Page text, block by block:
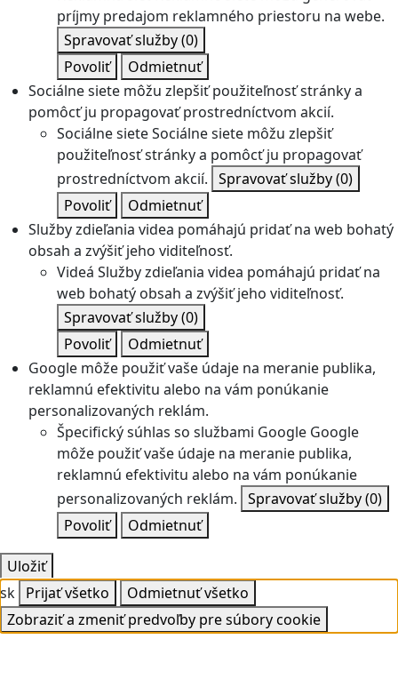
príjmy predajom reklamného priestoru na webe.
Spravovať služby(0)
Povoliť
Odmietnuť
Sociálne siete môžu zlepšiť použiteľnosť stránky a
pomôcť ju propagovať prostredníctvom akcií.
Sociálne sieteSociálne siete môžu zlepšiť
použiteľnosť stránky a pomôcť ju propagovať
prostredníctvom akcií. Spravovať služby(0)
Povoliť
Odmietnuť
Služby zdieľania videa pomáhajú pridať na web bohatý
obsah a zvýšiť jeho viditeľnosť.
Videá Služby zdieľania videa pomáhajú pridať na
web bohatý obsah a zvýšiť jeho viditeľnosť.
Spravovať služby(0)
Povoliť
Odmietnuť
Google môže použiť vaše údaje na meranie publika,
reklamnú efektivitu alebo na vám ponúkanie
personalizovaných reklám.
Špecifický súhlas so službami Google Google
môže použiť vaše údaje na meranie publika,
reklamnú efektivitu alebo na vám ponúkanie
personalizovaných reklám. Spravovať služby(0)
Povoliť
Odmietnuť
Uložiť
sk Prijať všetko
Odmietnuť všetko
Zobraziť a zmeniť predvoľby pre súbory cookie